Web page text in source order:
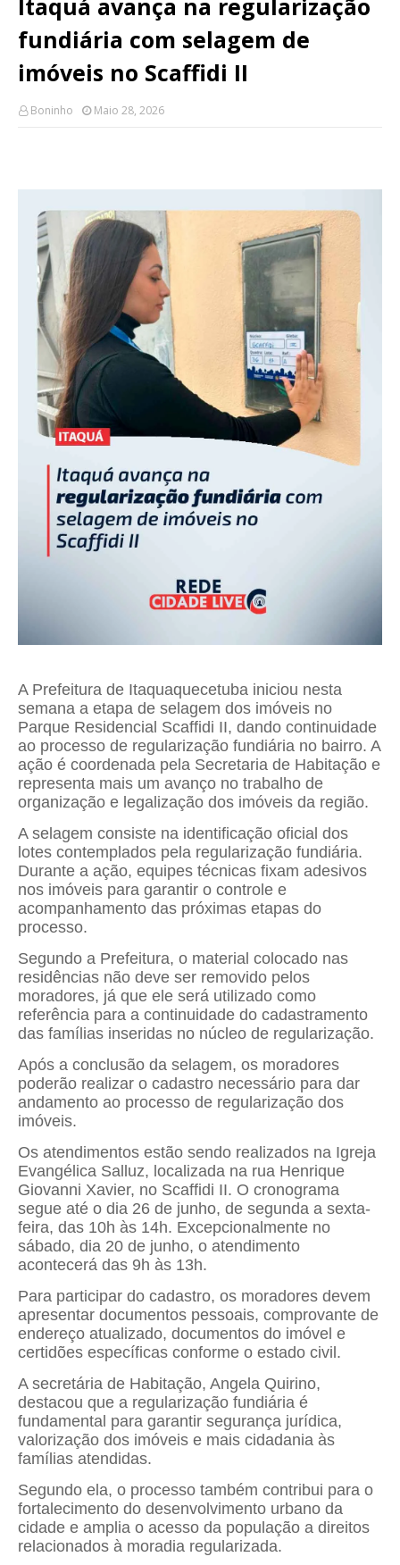
Itaquá avança na regularização
fundiária com selagem de
imóveis no Scaffidi II
Boninho Maio 28, 2026
A Prefeitura de Itaquaquecetuba iniciou nesta
semana a etapa de selagem dos imóveis no
Parque Residencial Scaffidi II, dando continuidade
ao processo de regularização fundiária no bairro. A
ação é coordenada pela Secretaria de Habitação e
representa mais um avanço no trabalho de
organização e legalização dos imóveis da região.
A selagem consiste na identificação oficial dos
lotes contemplados pela regularização fundiária.
Durante a ação, equipes técnicas fixam adesivos
nos imóveis para garantir o controle e
acompanhamento das próximas etapas do
processo.
Segundo a Prefeitura, o material colocado nas
residências não deve ser removido pelos
moradores, já que ele será utilizado como
referência para a continuidade do cadastramento
das famílias inseridas no núcleo de regularização.
Após a conclusão da selagem, os moradores
poderão realizar o cadastro necessário para dar
andamento ao processo de regularização dos
imóveis.
Os atendimentos estão sendo realizados na Igreja
Evangélica Salluz, localizada na rua Henrique
Giovanni Xavier, no Scaffidi II. O cronograma
segue até o dia 26 de junho, de segunda a sexta-
feira, das 10h às 14h. Excepcionalmente no
sábado, dia 20 de junho, o atendimento
acontecerá das 9h às 13h.
Para participar do cadastro, os moradores devem
apresentar documentos pessoais, comprovante de
endereço atualizado, documentos do imóvel e
certidões específicas conforme o estado civil.
A secretária de Habitação, Angela Quirino,
destacou que a regularização fundiária é
fundamental para garantir segurança jurídica,
valorização dos imóveis e mais cidadania às
famílias atendidas.
Segundo ela, o processo também contribui para o
fortalecimento do desenvolvimento urbano da
cidade e amplia o acesso da população a direitos
relacionados à moradia regularizada.